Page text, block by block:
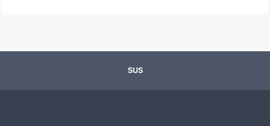
sau activități de zi cu zi. Un cumpărător poate avea nevoie
SUS